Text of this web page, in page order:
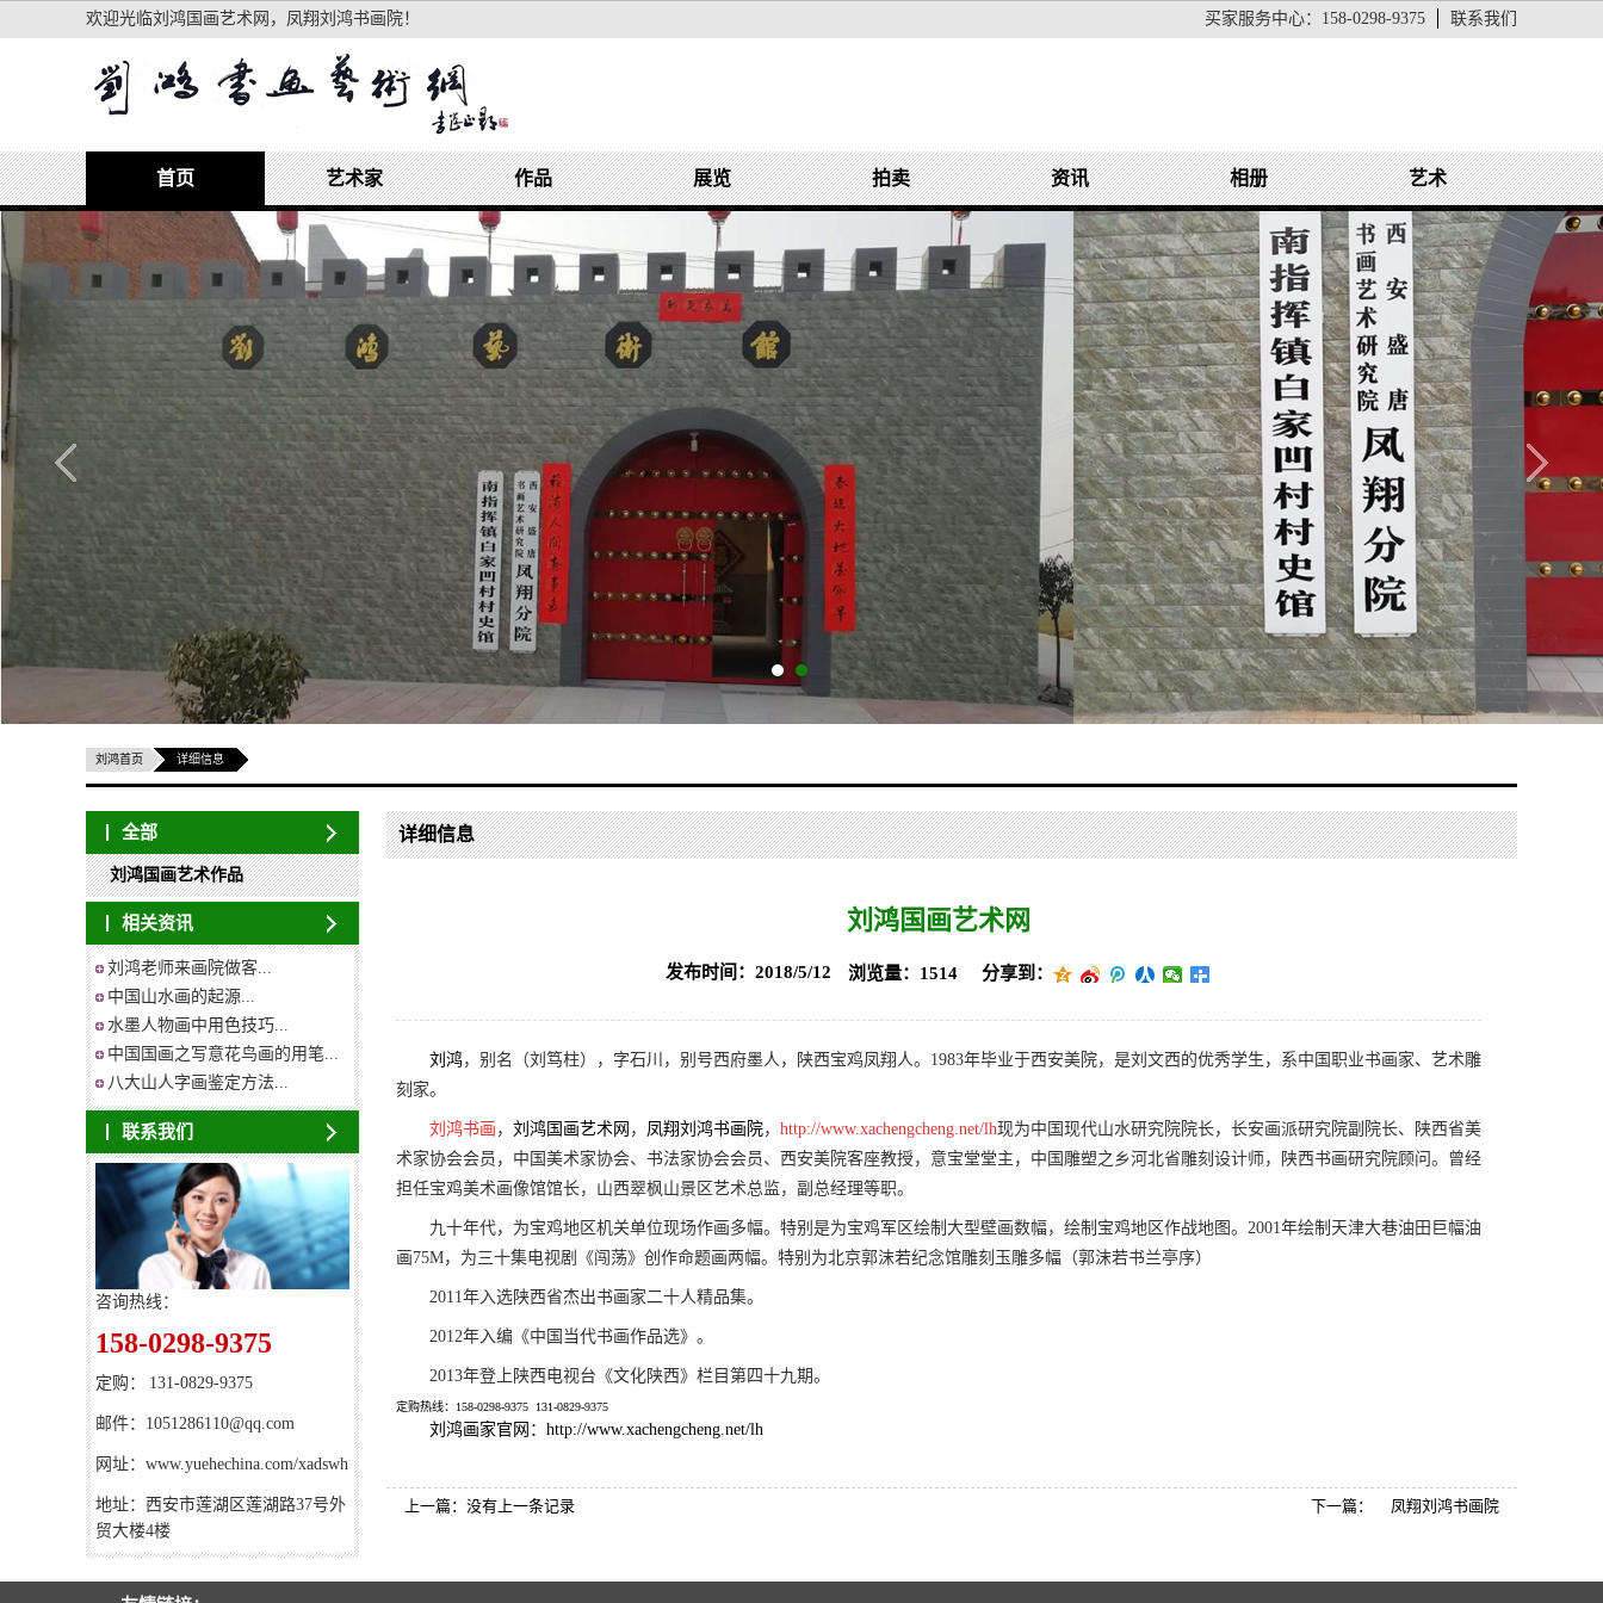
欢迎光临刘鸿国画艺术网，凤翔刘鸿书画院！ 买家服务中心： 158-0298-9375 联系我们
首页 艺术家 作品 展览 拍卖 资讯 相册 艺术
刘鸿首页 详细信息
全部
刘鸿国画艺术作品
相关资讯
刘鸿老师来画院做客...
中国山水画的起源...
水墨人物画中用色技巧...
中国国画之写意花鸟画的用笔...
八大山人字画鉴定方法...
联系我们
咨询热线：
158-0298-9375
定购： 131-0829-9375
邮件： 1051286110@qq.com
网址： www.yuehechina.com/xadswh
地址： 西安市莲湖区莲湖路37号外
贸大楼4楼
详细信息
刘鸿国画艺术网
发布时间：2018/5/12 浏览量：1514 分享到：
刘鸿，别名（刘笃柱），字石川，别号西府墨人，陕西宝鸡凤翔人。1983年毕业于西安美院，是刘文西的优秀学生，系中国职业书画家、艺术雕
刻家。
刘鸿书画 ， 刘鸿国画艺术网 ， 凤翔刘鸿书画院， http://www.xachengcheng.net/lh现为中国现代山水研究院院长，长安画派研究院副院长、陕西省美
术家协会会员，中国美术家协会、书法家协会会员、西安美院客座教授，意宝堂堂主，中国雕塑之乡河北省雕刻设计师，陕西书画研究院顾问。曾经
担任宝鸡美术画像馆馆长，山西翠枫山景区艺术总监，副总经理等职。
九十年代，为宝鸡地区机关单位现场作画多幅。特别是为宝鸡军区绘制大型壁画数幅，绘制宝鸡地区作战地图。2001年绘制天津大巷油田巨幅油
画75M，为三十集电视剧《闯荡》创作命题画两幅。特别为北京郭沫若纪念馆雕刻玉雕多幅（郭沫若书兰亭序）
2011年入选陕西省杰出书画家二十人精品集。
2012年入编《中国当代书画作品选》。
2013年登上陕西电视台《文化陕西》栏目第四十九期。
定购热线：158-0298-9375 131-0829-9375
刘鸿画家官网：http://www.xachengcheng.net/lh
上一篇：没有上一条记录 下一篇： 凤翔刘鸿书画院